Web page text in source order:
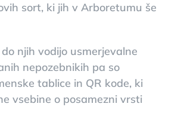
sort, ki jih v Arboretumu še
njih vodijo usmerjevalne
nepozebnikih pa so
tablice in QR kode, ki
vsebine o posamezni vrsti